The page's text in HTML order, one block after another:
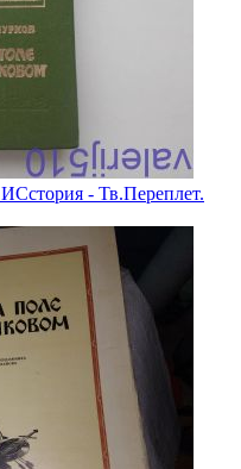
- Тв.Переплет.